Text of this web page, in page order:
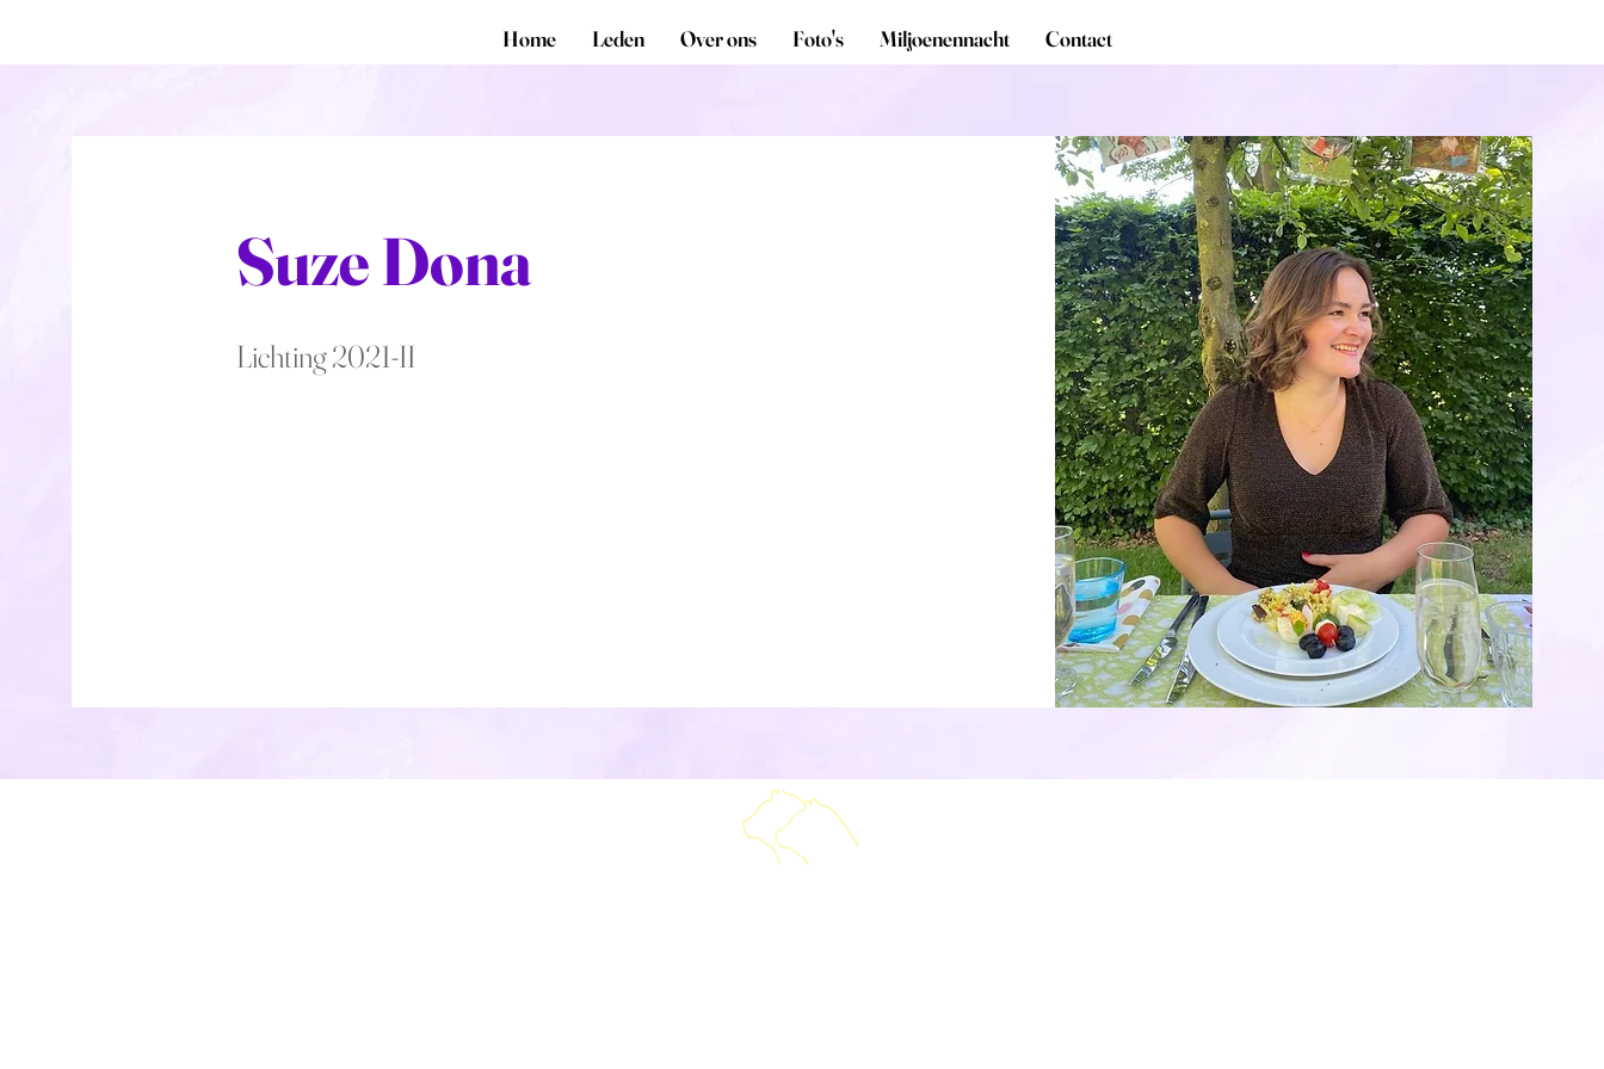
Home Leden Over ons Foto's Miljoenennacht Contact
Suze Dona
Lichting 2021-II